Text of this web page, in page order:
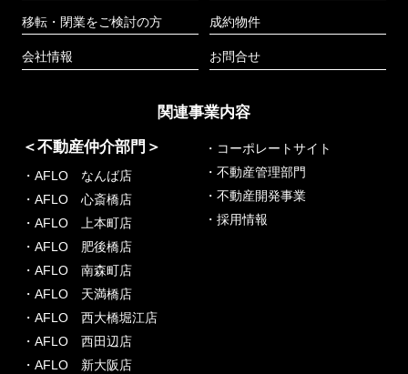
移転・閉業をご検討の方
会社情報
成約物件
お問合せ
関連事業内容
＜不動産仲介部門＞
・AFLO なんば店
・AFLO 心斎橋店
・AFLO 上本町店
・AFLO 肥後橋店
・AFLO 南森町店
・AFLO 天満橋店
・AFLO 西大橋堀江店
・AFLO 西田辺店
・AFLO 新大阪店
・コーポレートサイト
・不動産管理部門
・不動産開発事業
・採用情報